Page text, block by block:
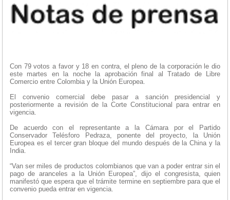
Con 79 votos a favor y 18 en contra, el pleno de la corporación le dio
este martes en la noche la aprobación final al Tratado de Libre
Comercio entre Colombia y la Unión Europea.
El convenio comercial debe pasar a sanción presidencial y
posteriormente a revisión de la Corte Constitucional para entrar en
vigencia.
De acuerdo con el representante a la Cámara por el Partido
Conservador Telésforo Pedraza, ponente del proyecto, la Unión
Europea es el tercer gran bloque del mundo después de la China y la
India.
“Van ser miles de productos colombianos que van a poder entrar sin el
pago de aranceles a la Unión Europea”, dijo el congresista, quien
manifestó que espera que el trámite termine en septiembre para que el
convenio pueda entrar en vigencia.